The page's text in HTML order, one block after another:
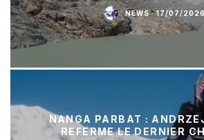
NEWS · 17/07/2026
NANGA PARBAT :
REFERME LE DERNIER